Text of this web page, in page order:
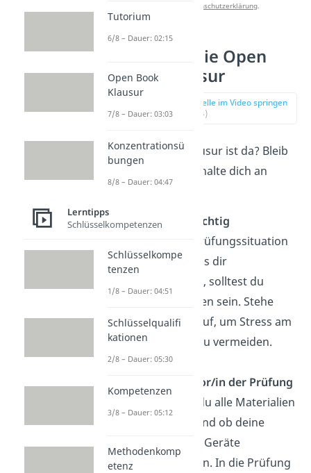
Datenschutzerklärung.
Tipps für die Open
Book Klausur
zur Stelle im Video springen
(02:14)
Der Tag der Klausur ist da? Bleib
entspannt
und halte dich an
Schlaf ist wichtig
Um in der Prüfungssituation
das Beste aus dir
rauszuholen, solltest du
ausgeschlafen sein. Stehe
rechtzeitig auf, um Stress am
Klausurtag zu vermeiden.
Verhalten vor/in der Prüfung
Checke, ob du alle Materialien
dabei hast und ob deine
technischen Geräte
funktionieren. In die Prüfung
Tutorium
6/8 – Dauer: 02:15
Open Book
Klausur
7/8 – Dauer: 03:03
Konzentrationsü
bungen
8/8 – Dauer: 04:47
Lerntipps
Schlüsselkompetenzen
Schlüsselkompe
tenzen
1/8 – Dauer: 04:51
Schlüsselqualifi
kationen
2/8 – Dauer: 05:30
Kompetenzen
3/8 – Dauer: 05:12
Methodenkomp
etenz